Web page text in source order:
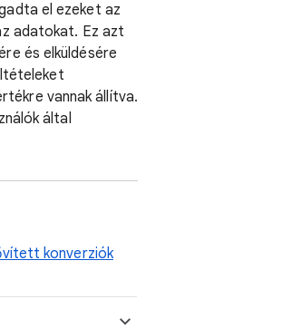
el ezeket az
adatokat. Ez azt
és elküldésére
vannak állítva.
által
konverziók